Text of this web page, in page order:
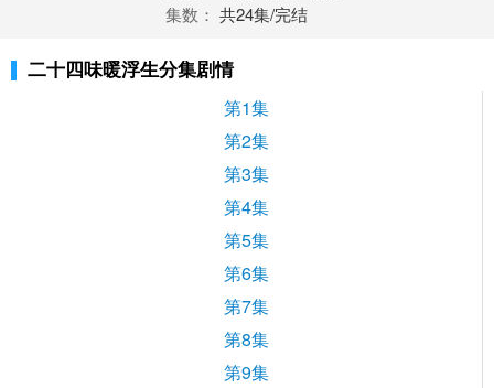
集数： 共24集/完结
二十四味暖浮生分集剧情
第1集
第2集
第3集
第4集
第5集
第6集
第7集
第8集
第9集